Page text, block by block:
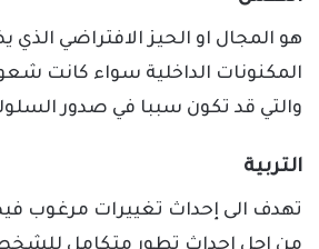
هو المجال او الحيز الافتراضي الذي
المكنونات الداخلية سواء كانت
والتي قد تكون سببا في صدور
التربية
تهدف الى إحداث تغييرات مرغوب